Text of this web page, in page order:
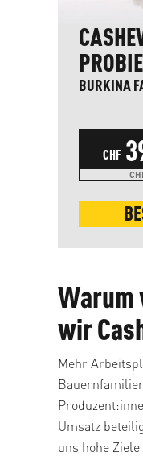
BURKINA
CHF
Warum
wir
Mehr
Umsatz
uns hohe